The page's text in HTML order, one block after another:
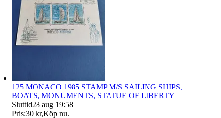
125.MONACO 1985 STAMP M/S SAILING SHIPS,
BOATS, MONUMENTS, STATUE OF LIBERTY
Sluttid28 aug 19:58.
Pris:30 kr,Köp nu.